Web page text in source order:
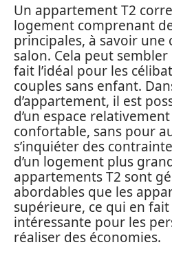
Un appartement T2
logement comprenant
principales, à savoir une
salon. Cela peut sembler
fait l’idéal pour les
couples sans enfant.
d’appartement, il est
d’un espace
confortable, sans pour
s’inquiéter des
d’un logement plus
appartements T2 sont
abordables que les
supérieure, ce qui en
intéressante pour les
réaliser des économies.